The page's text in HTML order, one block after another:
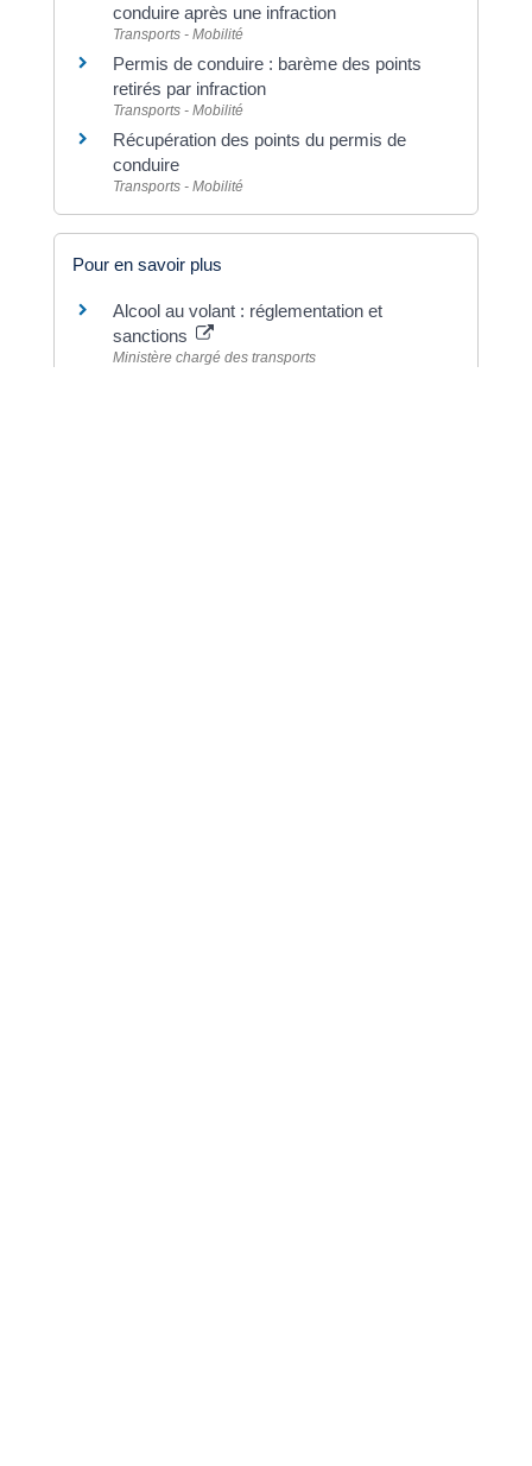
conduire après une infraction
Transports - Mobilité
Permis de conduire : barème des points
retirés par infraction
Transports - Mobilité
Récupération des points du permis de
conduire
Transports - Mobilité
Pour en savoir plus
Alcool au volant : réglementation et
sanctions
Ministère chargé des transports